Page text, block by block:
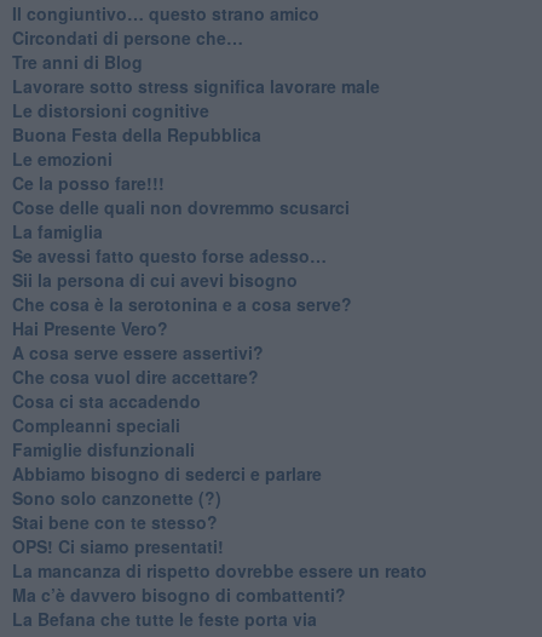
​Il congiuntivo… questo strano amico
​Circondati di persone che…
​Tre anni di Blog
​Lavorare sotto stress significa lavorare male
​Le distorsioni cognitive
​Buona Festa della Repubblica
Le emozioni
​Ce la posso fare!!!
​Cose delle quali non dovremmo scusarci
​La famiglia
​Se avessi fatto questo forse adesso…
​Sii la persona di cui avevi bisogno
Che cosa è la serotonina e a cosa serve?
​Hai Presente Vero?
A cosa serve essere assertivi?
​Che cosa vuol dire accettare?
​Cosa ci sta accadendo
​Compleanni speciali
​Famiglie disfunzionali
​Abbiamo bisogno di sederci e parlare
Sono solo canzonette (?)
​Stai bene con te stesso?
​OPS! Ci siamo presentati!
​La mancanza di rispetto dovrebbe essere un reato
​Ma c’è davvero bisogno di combattenti?
​La Befana che tutte le feste porta via